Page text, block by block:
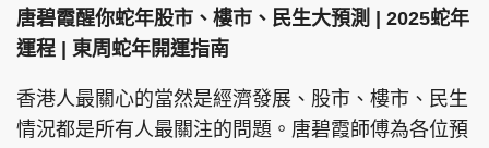
東周刊 cazbuyer 東Touch
PCM 電腦廣場 星島頭條 星島日報
唐碧霞醒你蛇年股市、樓市、民生大預測 | 2025蛇年
運程 | 東周蛇年開運指南
香港人最關心的當然是經濟發展、股市、樓市、民生
情況都是所有人最關注的問題。唐碧霞師傅為各位預